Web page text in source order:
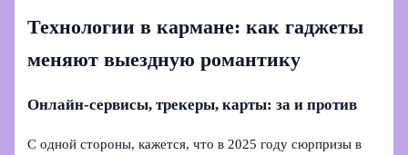
Технологии в кармане: как гаджеты
меняют выездную романтику
Онлайн-сервисы, трекеры, карты: за и против
С одной стороны, кажется, что в 2025 году сюрпризы в